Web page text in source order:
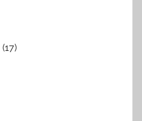
(17)